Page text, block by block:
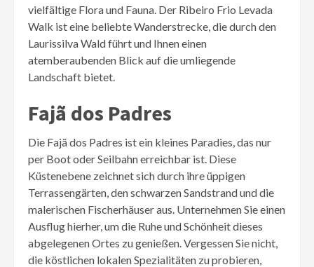
vielfältige Flora und Fauna. Der Ribeiro Frio Levada
Walk ist eine beliebte Wanderstrecke, die durch den
Laurissilva Wald führt und Ihnen einen
atemberaubenden Blick auf die umliegende
Landschaft bietet.
Fajã dos Padres
Die Fajã dos Padres ist ein kleines Paradies, das nur
per Boot oder Seilbahn erreichbar ist. Diese
Küstenebene zeichnet sich durch ihre üppigen
Terrassengärten, den schwarzen Sandstrand und die
malerischen Fischerhäuser aus. Unternehmen Sie einen
Ausflug hierher, um die Ruhe und Schönheit dieses
abgelegenen Ortes zu genießen. Vergessen Sie nicht,
die köstlichen lokalen Spezialitäten zu probieren,